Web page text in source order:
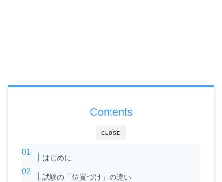
CLOSE
Contents
はじめに
試験の「位置づけ」の違い